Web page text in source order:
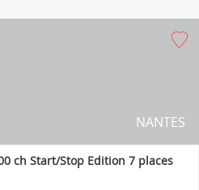
NANTES
ch Start/Stop Edition 7 places